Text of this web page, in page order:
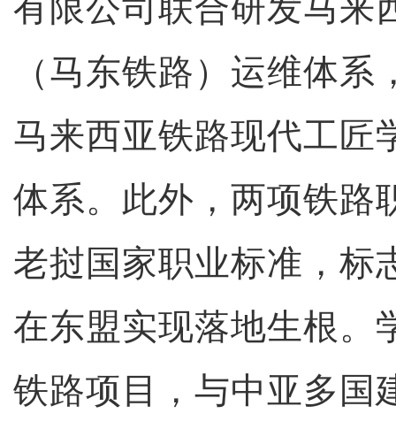
有限公司联合研发马来
（马东铁路）运维体
马来西亚铁路现代工匠
体系。此外，两项铁路
老挝国家职业标准，标
在东盟实现落地生根。
铁路项目，与中亚多国